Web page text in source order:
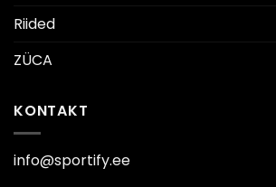
Riided
ZÜCA
KONTAKT
info@sportify.ee